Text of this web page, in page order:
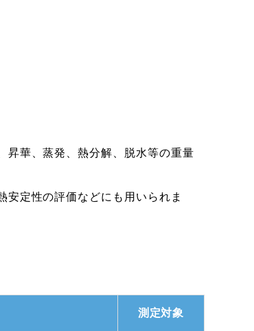
華、蒸発、熱分解、脱水等の重量
定性の評価などにも用いられま
測定対象